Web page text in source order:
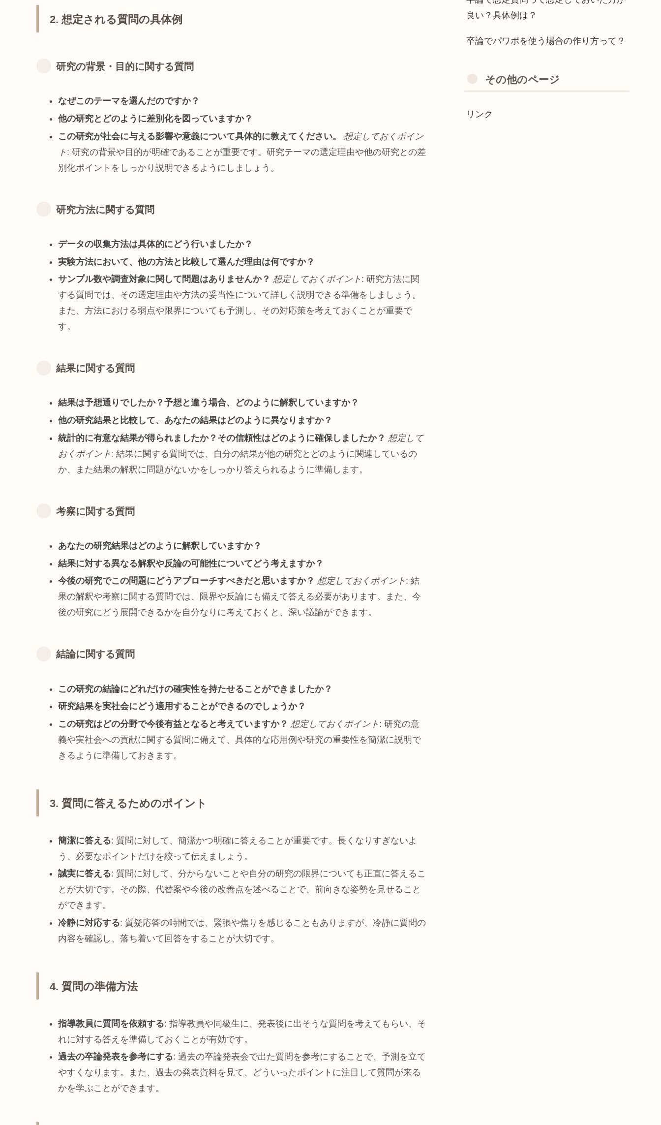
2. 想定される質問の具体例
研究の背景・目的に関する質問
なぜこのテーマを選んだのですか？
他の研究とどのように差別化を図っていますか？
この研究が社会に与える影響や意義について具体的に教えてください。
想定しておくポイン
ト : 研究の背景や目的が明確であることが重要です。研究テーマの選定理由や他の研究との差
別化ポイントをしっかり説明できるようにしましょう。
研究方法に関する質問
データの収集方法は具体的にどう行いましたか？
実験方法において、他の方法と比較して選んだ理由は何ですか？
サンプル数や調査対象に関して問題はありませんか？ 想定しておくポイント : 研究方法に関
する質問では、その選定理由や方法の妥当性について詳しく説明できる準備をしましょう。
また、方法における弱点や限界についても予測し、その対応策を考えておくことが重要で
す。
結果に関する質問
結果は予想通りでしたか？予想と違う場合、どのように解釈していますか？
他の研究結果と比較して、あなたの結果はどのように異なりますか？
統計的に有意な結果が得られましたか？その信頼性はどのように確保しましたか？ 想定して
おくポイント : 結果に関する質問では、自分の結果が他の研究とどのように関連しているの
か、また結果の解釈に問題がないかをしっかり答えられるように準備します。
考察に関する質問
あなたの研究結果はどのように解釈していますか？
結果に対する異なる解釈や反論の可能性についてどう考えますか？
今後の研究でこの問題にどうアプローチすべきだと思いますか？ 想定しておくポイント : 結
果の解釈や考察に関する質問では、限界や反論にも備えて答える必要があります。また、今
後の研究にどう展開できるかを自分なりに考えておくと、深い議論ができます。
結論に関する質問
この研究の結論にどれだけの確実性を持たせることができましたか？
研究結果を実社会にどう適用することができるのでしょうか？
この研究はどの分野で今後有益となると考えていますか？ 想定しておくポイント : 研究の意
義や実社会への貢献に関する質問に備えて、具体的な応用例や研究の重要性を簡潔に説明で
きるように準備しておきます。
3. 質問に答えるためのポイント
簡潔に答える: 質問に対して、簡潔かつ明確に答えることが重要です。長くなりすぎないよ
う、必要なポイントだけを絞って伝えましょう。
誠実に答える: 質問に対して、分からないことや自分の研究の限界についても正直に答えるこ
とが大切です。その際、代替案や今後の改善点を述べることで、前向きな姿勢を見せること
ができます。
冷静に対応する: 質疑応答の時間では、緊張や焦りを感じることもありますが、冷静に質問の
内容を確認し、落ち着いて回答をすることが大切です。
4. 質問の準備方法
指導教員に質問を依頼する: 指導教員や同級生に、発表後に出そうな質問を考えてもらい、そ
れに対する答えを準備しておくことが有効です。
過去の卒論発表を参考にする: 過去の卒論発表会で出た質問を参考にすることで、予測を立て
やすくなります。また、過去の発表資料を見て、どういったポイントに注目して質問が来る
かを学ぶことができます。
良い？具体例は？
卒論でパワポを使う場合の作り方って？
その他のページ
リンク